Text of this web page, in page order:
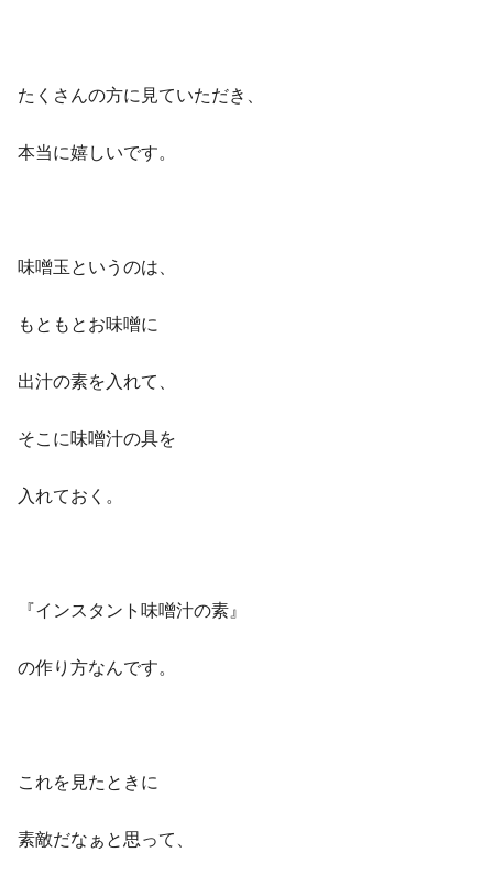
たくさんの方に見ていただき、
本当に嬉しいです。
味噌玉というのは、
もともとお味噌に
出汁の素を入れて、
そこに味噌汁の具を
入れておく。
『インスタント味噌汁の素』
の作り方なんです。
これを見たときに
素敵だなぁと思って、